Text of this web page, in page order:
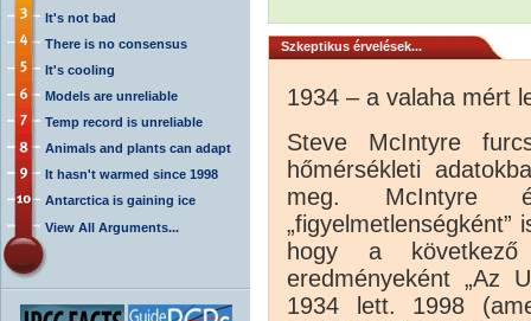
It's not bad
There is no consensus
It's cooling
Models are unreliable
Temp record is unreliable
Animals and plants can adapt
It hasn't warmed since 1998
Antarctica is gaining ice
View All Arguments...
Szkeptikus érvelések...
1934 – a valaha mért
Steve McIntyre
hőmérsékleti
meg.
hogy a következő
eredményeként „Az
1934 lett. 1998